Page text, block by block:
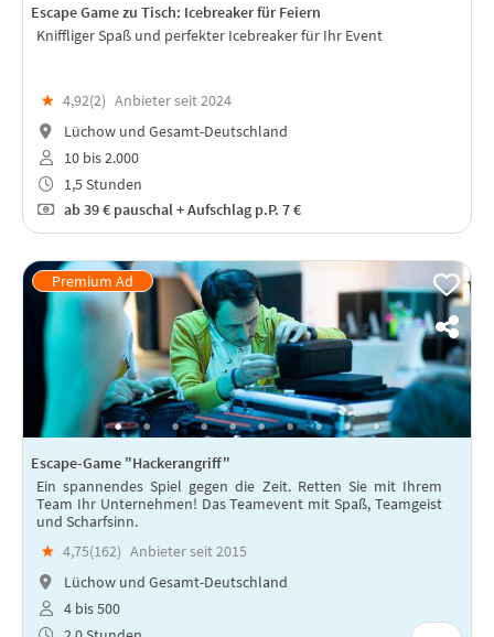
Escape Game zu Tisch: Icebreaker für Feiern
Kniffliger Spaß und perfekter Icebreaker für Ihr Event
★ 4,92(2) Anbieter seit 2024
Lüchow und Gesamt-Deutschland
10 bis 2.000
1,5 Stunden
ab39 € pauschal + Aufschlag p.P. 7 €
Escape-Game "Hackerangriff"
Ein spannendes Spiel gegen die Zeit. Retten Sie mit Ihrem
Team Ihr Unternehmen! Das Teamevent mit Spaß, Teamgeist
und Scharfsinn.
★ 4,75(162) Anbieter seit 2015
Lüchow und Gesamt-Deutschland
4 bis 500